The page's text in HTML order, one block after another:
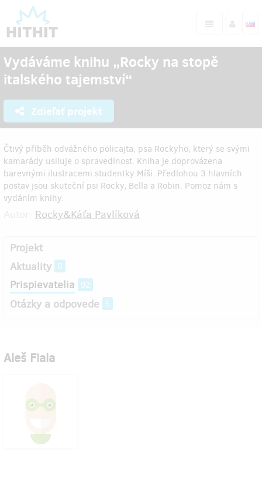
Vydáváme knihu „Rocky na stopě
italského tajemství“
Zdieľať projekt
Čtivý příběh odvážného policajta, psa Rockyho, který se svými
kamarády usiluje o spravedlnost. Kniha je doprovázena
barevnými ilustracemi studentky Míši. Předlohou 3 hlavních
postav jsou skuteční psi Rocky, Bella a Robin. Pomoz nám s
vydáním knihy.
Rocky&Káťa Pavlíková
Projekt
Aktuality 0
Prispievatelia 92
Otázky a odpovede 5
Aleš Fiala